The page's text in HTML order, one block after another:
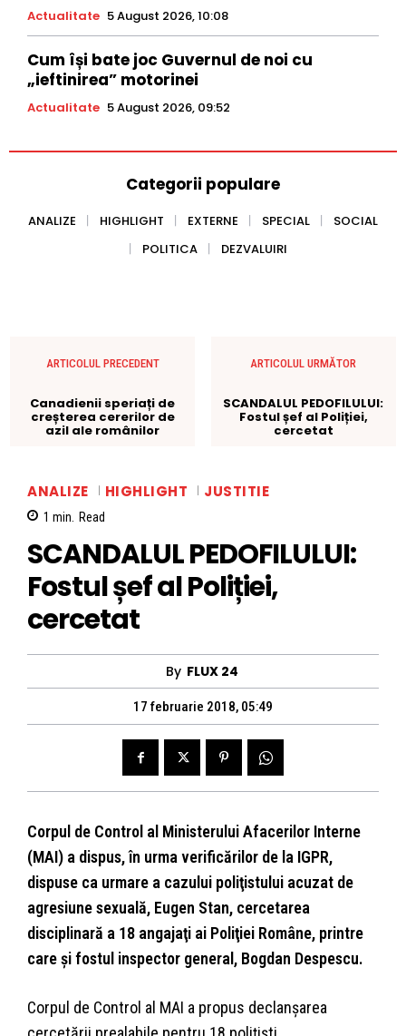
Actualitate 5 August 2026, 10:08
Cum își bate joc Guvernul de noi cu
„ieftinirea” motorinei
Actualitate 5 August 2026, 09:52
Categorii populare
ANALIZE HIGHLIGHT EXTERNE SPECIAL
SOCIAL
POLITICA
DEZVALUIRI
ARTICOLUL PRECEDENT
Canadienii speriați de
creșterea cererilor de
azil ale românilor
ARTICOLUL URMĂTOR
SCANDALUL PEDOFILULUI:
Fostul șef al Poliției,
cercetat